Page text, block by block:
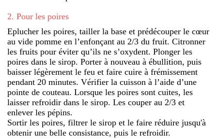
2. Pour les poires
Eplucher les poires, tailler la base et prédécouper le cœur
au vide pomme en l’enfonçant au 2/3 du fruit. Citronner
les fruits pour éviter qu’ils ne s’oxydent. Plonger les
poires dans le sirop. Porter à nouveau à ébullition, puis
baisser légèrement le feu et faire cuire à frémissement
pendant 20 minutes. Vérifier la cuisson à l’aide d’une
pointe de couteau. Lorsque les poires sont cuites, les
laisser refroidir dans le sirop. Les couper au 2/3 et
enlever les pépins.
Sortir les poires, filtrer le sirop et le faire réduire jusqu'à
obtenir une belle consistance, puis le refroidir.